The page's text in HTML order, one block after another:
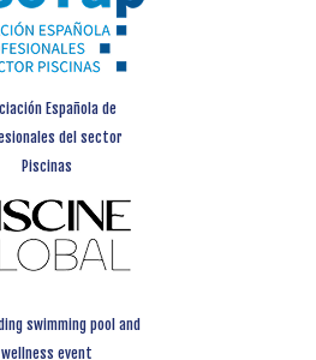
Española de
del sector
Piscinas
swimming pool and
wellness event